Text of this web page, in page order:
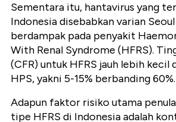
Sementara itu, hantavirus yang
Indonesia disebabkan varian
berdampak pada penyakit
With Renal Syndrome (HFRS).
(CFR) untuk HFRS jauh lebih kecil
HPS, yakni 5-15% berbanding 60%.
Adapun faktor risiko utama
tipe HFRS di Indonesia adalah